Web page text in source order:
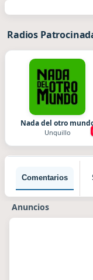
Radios
Nada del otro
Unquillo
Comentarios
Anuncios